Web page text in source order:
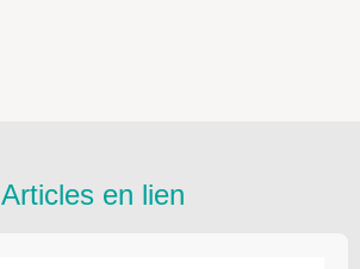
Articles en lien